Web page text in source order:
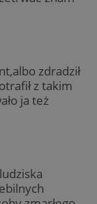
zdradził
z takim
ja też